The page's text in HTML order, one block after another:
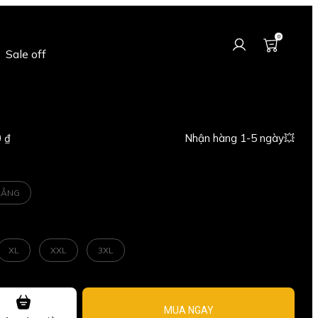
0
Sale off
XL XXL 3XL
MUA NGAY
₫ Nhận hàng 1-5 ngày💥